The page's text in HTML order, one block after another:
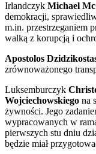
Irlandczyk Michael
demokracji,
m.in. przestrzeganiem
walką z korupcją i
Apostolos
zrównoważonego
Luksemburczyk
Wojciechowskiego na
żywności. Jego
wypracowanych w
pierwszych stu dniu
będzie miał